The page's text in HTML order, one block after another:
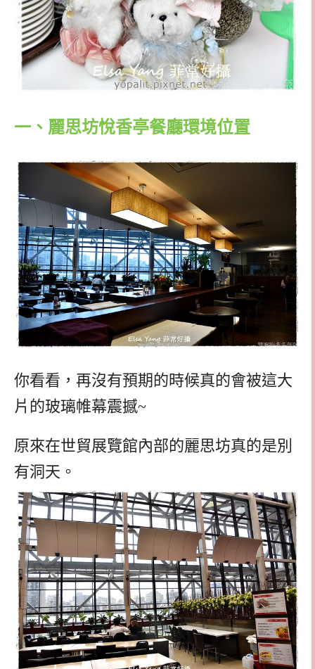
一、麗思坊悅香亭餐廳環境位置
你看看，再沒有預期的時候真的會被這大
片的玻璃帷幕震撼~
原來在世貿展覽館內部的麗思坊真的是別
有洞天。